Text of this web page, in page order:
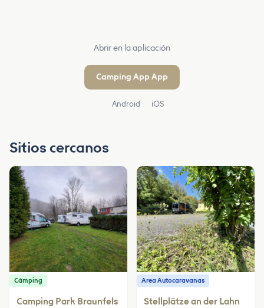
Abrir en la aplicación
Camping App App
Android iOS
Sitios cercanos
Cámping
Camping Park Braunfels
Area Autocaravanas
Stellplätze an der Lahn